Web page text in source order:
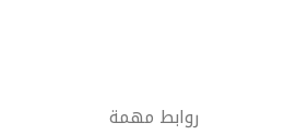
روابط مهمة